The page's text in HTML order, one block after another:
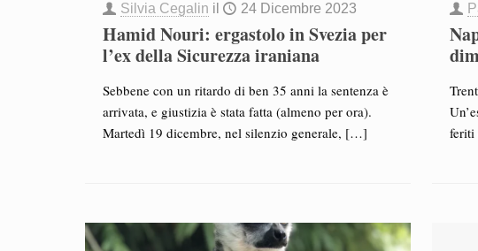
Silvia Cegalin il 24 Dicembre 2023
Hamid Nouri: ergastolo in Svezia per
l’ex della Sicurezza iraniana
Sebbene con un ritardo di ben 35 anni la sentenza è
arrivata, e giustizia è stata fatta (almeno per ora).
Martedì 19 dicembre, nel silenzio generale, […]
feriti